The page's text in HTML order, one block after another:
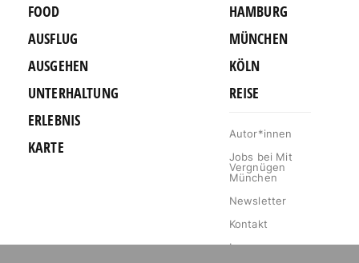
FOOD
AUSFLUG
AUSGEHEN
UNTERHALTUNG
ERLEBNIS
KARTE
HAMBURG
MÜNCHEN
KÖLN
REISE
Autor*innen
Jobs bei Mit
Vergnügen
München
Newsletter
Kontakt
Impressum